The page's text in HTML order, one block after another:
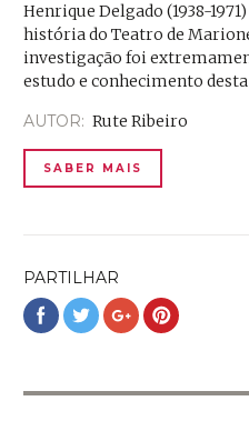
Henrique Delgado (1938-
história do Teatro de
investigação foi
estudo e conhecimento
AUTOR: Rute Ribeiro
SABER MAIS
PARTILHAR
Partilhar
no
Partilhar
no
Partilhar
no
Partilhar
no